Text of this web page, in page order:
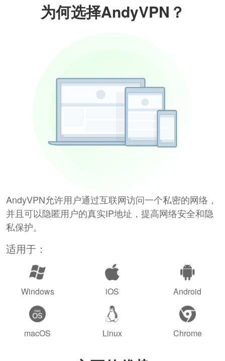
为何选择AndyVPN？
AndyVPN允许用户通过互联网访问一个私密的网络，
并且可以隐匿用户的真实IP地址，提高网络安全和隐
私保护。
适用于：
Windows iOS Android
macOS Linux Chrome